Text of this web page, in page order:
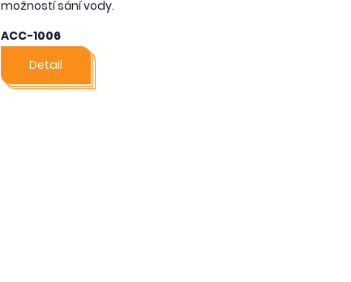
možností sání vody.
ACC-1006
Detail